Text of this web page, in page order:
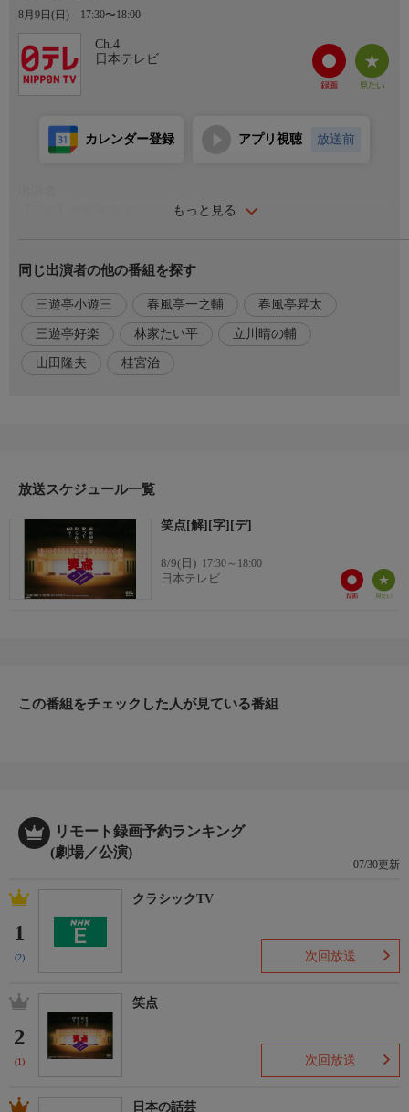
8月9日(日) 17:30〜18:00
Ch.4
日本テレビ
もっと見る
カレンダー登録 アプリ視聴 放送前
【演芸】
制作
ユニオン映画
同じ出演者の他の番組を探す
三遊亭小遊三 春風亭一之輔 春風亭昇太
三遊亭好楽 林家たい平 立川晴の輔
山田隆夫 桂宮治
放送スケジュール一覧
笑点[解][字][デ]
8/9(日) 17:30～18:00
日本テレビ
この番組をチェックした人が見ている番組
リモート録画予約ランキング
(劇場／公演)
07/30更新
1
(2)
クラシックTV
次回放送
2
(1)
笑点
次回放送
日本の話芸